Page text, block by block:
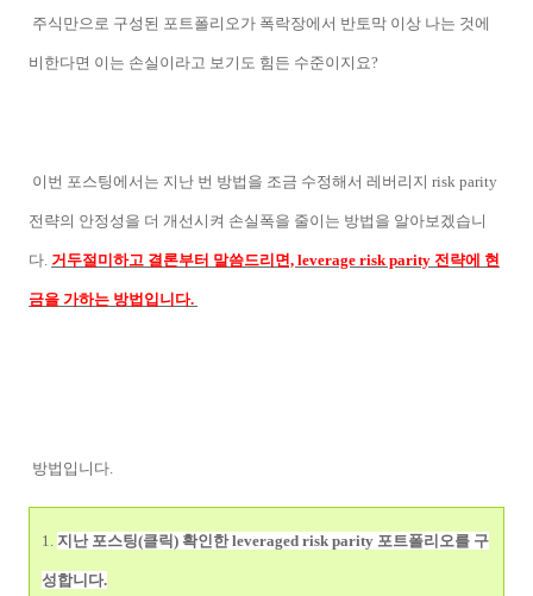
주식만으로 구성된 포트폴리오가 폭락장에서 반토막 이상 나는 것에
비한다면 이는 손실이라고 보기도 힘든 수준이지요?
이번 포스팅에서는 지난 번 방법을 조금 수정해서 레버리지 risk parity
전략의 안정성을 더 개선시켜 손실폭을 줄이는 방법을 알아보겠습니
다. 거두절미하고 결론부터 말씀드리면, leverage risk parity 전략에 현
금을 가하는 방법입니다.
방법입니다.
1. 지난 포스팅(클릭) 확인한 leveraged risk parity 포트폴리오를 구
성합니다.